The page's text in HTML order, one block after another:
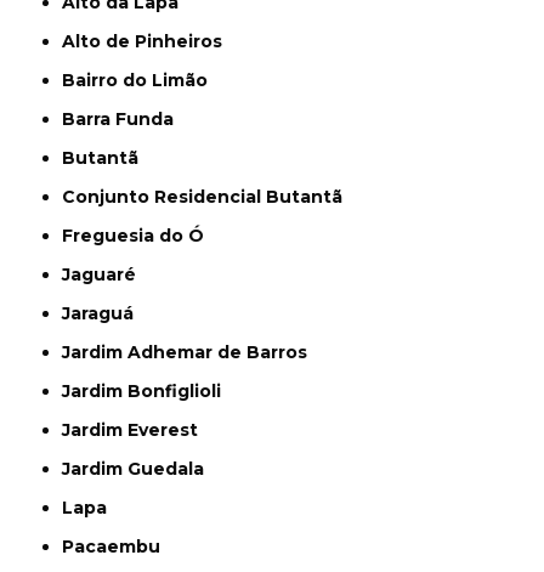
Alto de Pinheiros
Bairro do Limão
Barra Funda
Butantã
Conjunto Residencial Butantã
Freguesia do Ó
Jaguaré
Jaraguá
Jardim Adhemar de Barros
Jardim Bonfiglioli
Jardim Everest
Jardim Guedala
Lapa
Pacaembu